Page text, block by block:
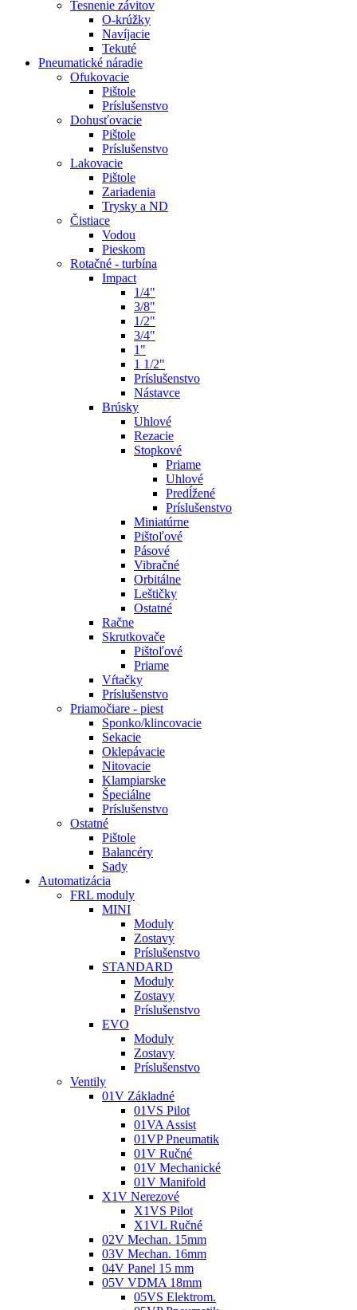
Tesnenie závitov
O-krúžky
Navíjacie
Tekuté
Pneumatické náradie
Ofukovacie
Pištole
Príslušenstvo
Dohusťovacie
Pištole
Príslušenstvo
Lakovacie
Pištole
Zariadenia
Trysky a ND
Čistiace
Vodou
Pieskom
Rotačné - turbína
Impact
1/4"
3/8"
1/2"
3/4"
1"
1 1/2"
Príslušenstvo
Nástavce
Brúsky
Uhlové
Rezacie
Stopkové
Priame
Uhlové
Predĺžené
Príslušenstvo
Miniatúrne
Pištoľové
Pásové
Vibračné
Orbitálne
Leštičky
Ostatné
Račne
Skrutkovače
Pištoľové
Priame
Vŕtačky
Príslušenstvo
Priamočiare - piest
Sponko/klincovacie
Sekacie
Oklepávacie
Nitovacie
Klampiarske
Špeciálne
Príslušenstvo
Ostatné
Pištole
Balancéry
Sady
Automatizácia
FRL moduly
MINI
Moduly
Zostavy
Príslušenstvo
STANDARD
Moduly
Zostavy
Príslušenstvo
EVO
Moduly
Zostavy
Príslušenstvo
Ventily
01V Základné
01VS Pilot
01VA Assist
01VP Pneumatik
01V Ručné
01V Mechanické
01V Manifold
X1V Nerezové
X1VS Pilot
X1VL Ručné
02V Mechan. 15mm
03V Mechan. 16mm
04V Panel 15 mm
05V VDMA 18mm
05VS Elektrom.